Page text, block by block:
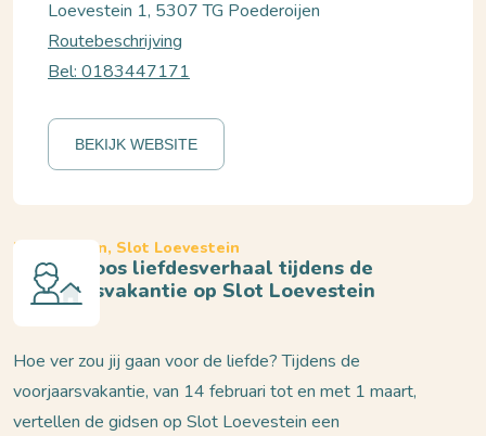
Poederoijen, Slot Loevestein
Een tijdloos liefdesverhaal tijdens de
voorjaarsvakantie op Slot Loevestein
Hoe ver zou jij gaan voor de liefde? Tijdens de
voorjaarsvakantie, van 14 februari tot en met 1 maart,
vertellen de gidsen op Slot Loevestein een
Loevestein 1, 5307 TG Poederoijen
Routebeschrijving
Bel: 0183447171
BEKIJK WEBSITE